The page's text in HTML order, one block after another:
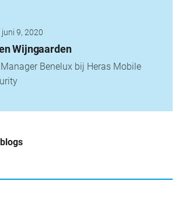
9, 2020
Wijngaarden
Benelux bij Heras Mobile